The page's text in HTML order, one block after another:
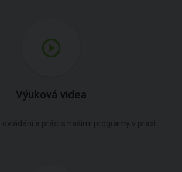
Výuková videa